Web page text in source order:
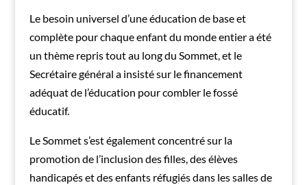
Le besoin universel d’une éducation de base et
complète pour chaque enfant du monde entier a été
un thème repris tout au long du Sommet, et le
Secrétaire général a insisté sur le financement
adéquat de l’éducation pour combler le fossé
éducatif.
Le Sommet s’est également concentré sur la
promotion de l’inclusion des filles, des élèves
handicapés et des enfants réfugiés dans les salles de